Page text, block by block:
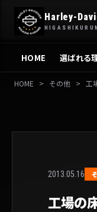
Harley-
HOME 選ばれる
HOME > その他 > 工
2013.05.16
工場の